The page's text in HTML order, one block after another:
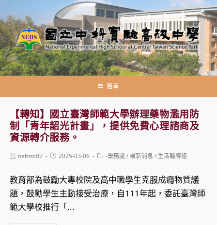
轉
至
主
要
內
選單
【轉知】國立臺灣師範大學辦理藥物濫用防
制「青年韶光計畫」，提供免費心理諮商及
資源轉介服務。
Postnehstc07
Post2025-03-06
Post-學務處 /最新消息 / 生活輔導組
教育部為鼓勵大專校院及高中職學生克服成癮物質議
題，鼓勵學生主動接受治療，自111年起，委託臺灣師
範大學校推行「...